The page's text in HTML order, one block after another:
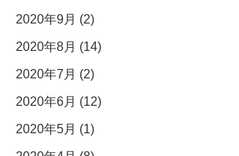
2020年9月 (2)
2020年8月 (14)
2020年7月 (2)
2020年6月 (12)
2020年5月 (1)